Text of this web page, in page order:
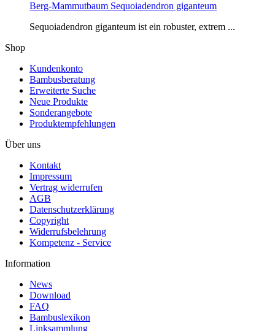
Berg-Mammutbaum Sequoiadendron giganteum
Sequoiadendron giganteum ist ein robuster, extrem ...
Shop
Kundenkonto
Bambusberatung
Erweiterte Suche
Neue Produkte
Sonderangebote
Produktempfehlungen
Über uns
Kontakt
Impressum
Vertrag widerrufen
AGB
Datenschutzerklärung
Copyright
Widerrufsbelehrung
Kompetenz - Service
Information
News
Download
FAQ
Bambuslexikon
Linksammlung